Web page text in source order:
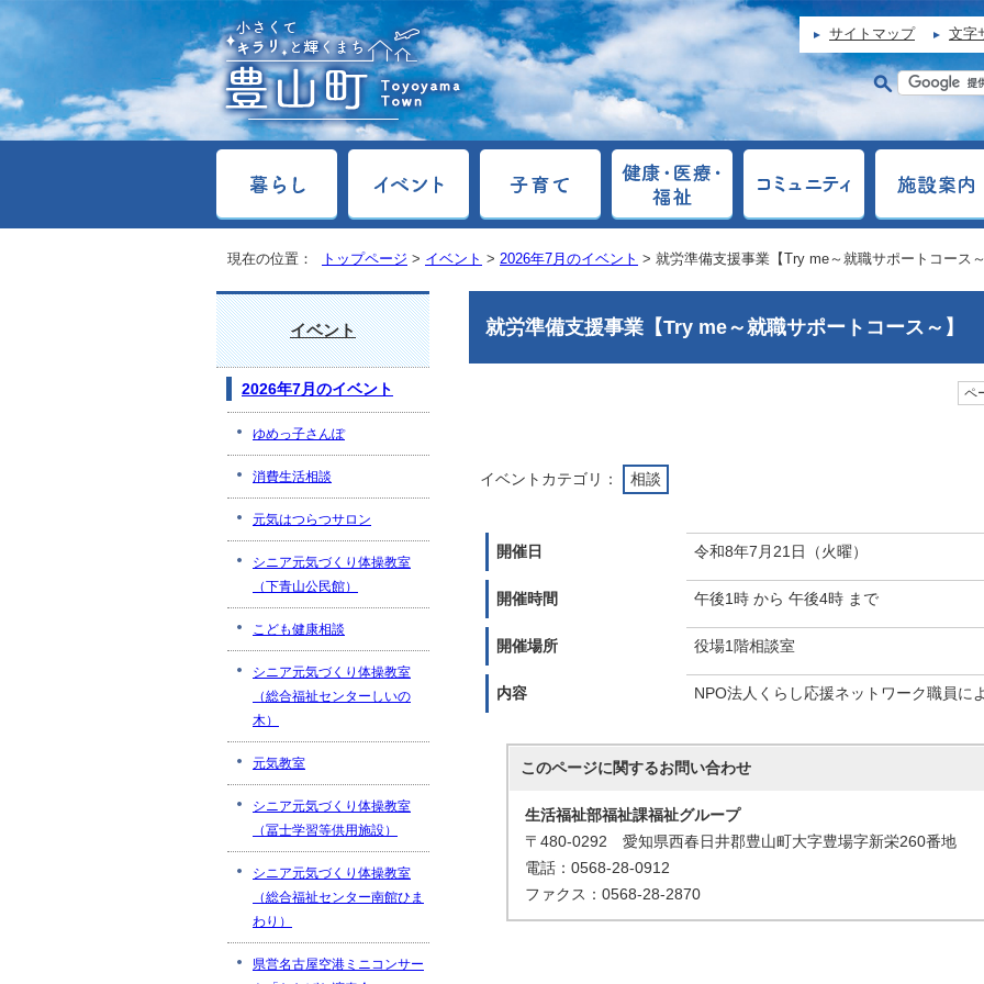
サイトマップ 文字
現在の位置： トップページ > イベント > 2026年7月のイベント > 就労準備支援事業【Try me～就職サポートコース
就労準備支援事業【Try me～就職サポートコース～】
ペ
イベントカテゴリ： 相談
開催日 令和8年7月21日（火曜）
開催時間 午後1時 から 午後4時 まで
開催場所 役場1階相談室
内容 NPO法人くらし応援ネットワーク職員に
このページに関するお問い合わせ
生活福祉部福祉課福祉グループ
〒480-0292 愛知県西春日井郡豊山町大字豊場字新栄260番地
電話：0568-28-0912
ファクス：0568-28-2870
イベント
2026年7月のイベント
ゆめっ子さんぽ
消費生活相談
元気はつらつサロン
シニア元気づくり体操教室
（下青山公民館）
こども健康相談
シニア元気づくり体操教室
（総合福祉センターしいの
木）
元気教室
シニア元気づくり体操教室
（冨士学習等供用施設）
シニア元気づくり体操教室
（総合福祉センター南館ひま
わり）
県営名古屋空港ミニコンサー